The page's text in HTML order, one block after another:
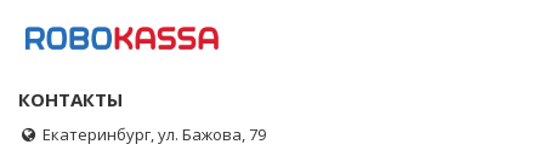
КОНТАКТЫ
Екатеринбург, ул. Бажова, 79